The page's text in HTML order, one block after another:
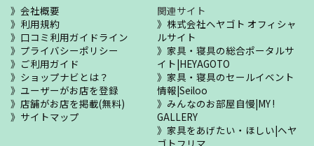
会社概要
利用規約
口コミ利用ガイドライン
プライバシーポリシー
ご利用ガイド
ショップナビとは？
ユーザーがお店を登録
店舗がお店を掲載(無料)
サイトマップ
関連サイト
株式会社ヘヤゴト オフィシャ
ルサイト
家具・寝具の総合ポータルサ
イト|HEYAGOTO
家具・寝具のセールイベント
情報|Seiloo
みんなのお部屋自慢|MY !
GALLERY
家具をあげたい・ほしい|ヘヤ